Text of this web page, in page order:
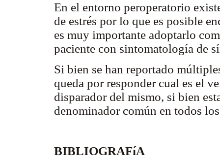
En el entorno peroperatorio
de estrés por lo que es posible
es muy importante adoptarlo
paciente con sintomatología de
Si bien se han reportado
queda por responder cual es el
disparador del mismo, si bien
denominador común en todos
BIBLIOGRAFíA